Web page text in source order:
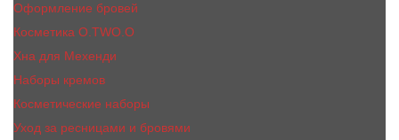
Оформление бровей
Косметика O.TWO.O
Хна для Мехенди
Наборы кремов
Косметические наборы
Уход за ресницами и бровями